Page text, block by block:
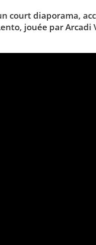
court diaporama,
jouée par Arcadi